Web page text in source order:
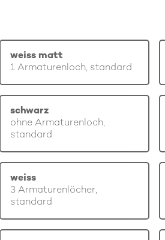
weiss matt
1 Armaturenloch, standard
schwarz
ohne Armaturenloch,
standard
weiss
3 Armaturenlöcher,
standard